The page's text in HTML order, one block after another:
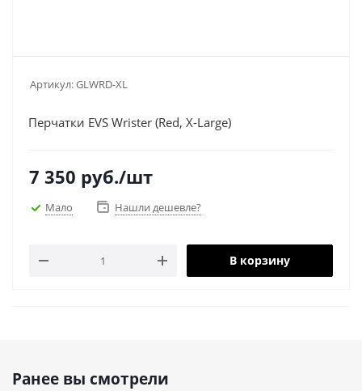
Артикул:GLWRD-XL
Перчатки EVS Wrister (Red, X-Large)
7 350 руб./шт
Мало Нашли дешевле?
В корзину
Ранее вы смотрели